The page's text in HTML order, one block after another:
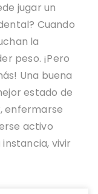
jugar un
Cuando
la
peso. ¡Pero
Una buena
estado de
enfermarse
activo
vivir